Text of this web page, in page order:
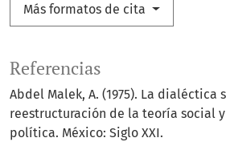
Más formatos de cita
Referencias
Abdel Malek, A. (1975). La dialéctica
reestructuración de la teoría social
política. México: Siglo XXI.